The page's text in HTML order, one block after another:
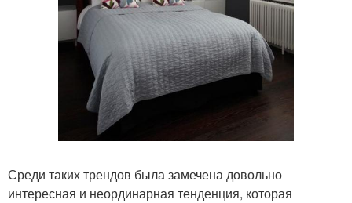
Среди таких трендов была замечена довольно
интересная и неординарная тенденция, которая